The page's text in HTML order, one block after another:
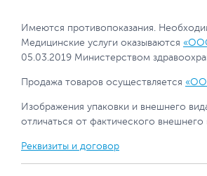
Имеются противопоказания.
Медицинские услуги оказываются
05.03.2019 Министерством
Продажа товаров осуществляется
Изображения упаковки и внешнего
отличаться от фактического внешнего
Реквизиты и договор